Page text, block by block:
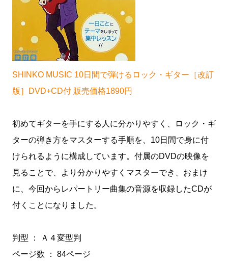
SHINKO MUSIC 10日間で弾けるロック・ギター［改訂
版］DVD+CD付 販売価格1890円
初めてギターを手にする人に分かりやすく、ロック・ギ
ターの弾き方をマスターする手順を、10日間で身に付
けられるように構成しています。付属のDVDの映像を
見ることで、より分かりやすくマスターでき、おまけ
に、今回からレパートリー曲集の音源を収録したCDが
付くことになりました。
判型 ： Ａ４変型判
ページ数 ： 84ページ